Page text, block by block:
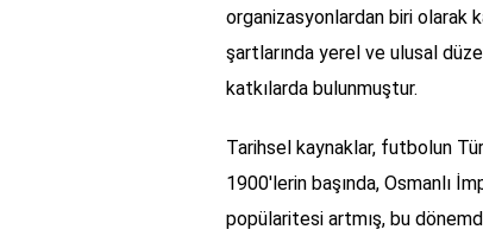
organizasyonlardan biri olarak
şartlarında yerel ve ulusal
katkılarda bulunmuştur.
Tarihsel kaynaklar, futbolun
1900'lerin başında, Osmanlı
popülaritesi artmış, bu